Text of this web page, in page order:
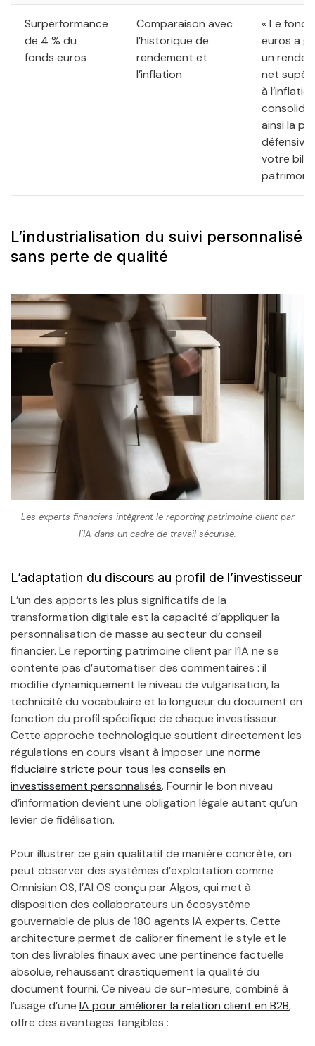
Surperformance
de 4 % du
fonds euros
Comparaison avec
l’historique de
rendement et
l’inflation
« Le fonds
euros a
un
net
à
ainsi la
défensive
votre
L’industrialisation du suivi personnalisé
sans perte de qualité
Les experts financiers intègrent le reporting patrimoine client par
l’IA dans un cadre de travail sécurisé.
L’adaptation du discours au profil de l’investisseur
L’un des apports les plus significatifs de la
transformation digitale est la capacité d’appliquer la
personnalisation de masse au secteur du conseil
financier. Le reporting patrimoine client par l’IA ne se
contente pas d’automatiser des commentaires : il
modifie dynamiquement le niveau de vulgarisation, la
technicité du vocabulaire et la longueur du document en
fonction du profil spécifique de chaque investisseur.
Cette approche technologique soutient directement les
régulations en cours visant à imposer une norme
fiduciaire stricte pour tous les conseils en
investissement personnalisés. Fournir le bon niveau
d’information devient une obligation légale autant qu’un
levier de fidélisation.
Pour illustrer ce gain qualitatif de manière concrète, on
peut observer des systèmes d’exploitation comme
Omnisian OS, l’AI OS conçu par Algos, qui met à
disposition des collaborateurs un écosystème
gouvernable de plus de 180 agents IA experts. Cette
architecture permet de calibrer finement le style et le
ton des livrables finaux avec une pertinence factuelle
absolue, rehaussant drastiquement la qualité du
document fourni. Ce niveau de sur-mesure, combiné à
l’usage d’une IA pour améliorer la relation client en B2B,
offre des avantages tangibles :